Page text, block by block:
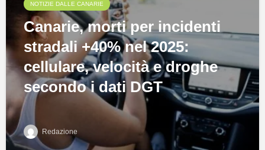
NOTIZIE DALLE CANARIE
Canarie, morti per incidenti
stradali +40% nel 2025:
cellulare, velocità e droghe
secondo i dati DGT
Redazione